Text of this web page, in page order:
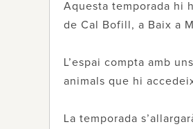
Aquesta temporada hi
de Cal Bofill, a Baix a
L’espai compta amb
animals que hi
La temporada